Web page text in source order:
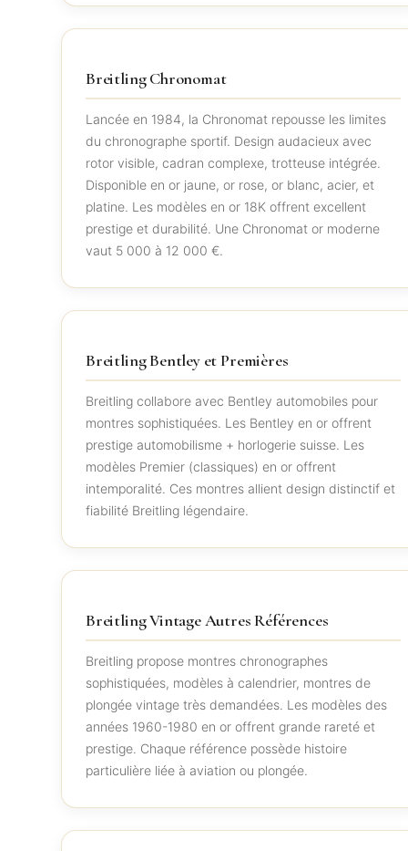
Breitling Chronomat
Lancée en 1984, la Chronomat repousse les limites
du chronographe sportif. Design audacieux avec
rotor visible, cadran complexe, trotteuse intégrée.
Disponible en or jaune, or rose, or blanc, acier, et
platine. Les modèles en or 18K offrent excellent
prestige et durabilité. Une Chronomat or moderne
vaut 5 000 à 12 000 €.
Breitling Bentley et Premières
Breitling collabore avec Bentley automobiles pour
montres sophistiquées. Les Bentley en or offrent
prestige automobilisme + horlogerie suisse. Les
modèles Premier (classiques) en or offrent
intemporalité. Ces montres allient design distinctif et
fiabilité Breitling légendaire.
Breitling Vintage Autres Références
Breitling propose montres chronographes
sophistiquées, modèles à calendrier, montres de
plongée vintage très demandées. Les modèles des
années 1960-1980 en or offrent grande rareté et
prestige. Chaque référence possède histoire
particulière liée à aviation ou plongée.